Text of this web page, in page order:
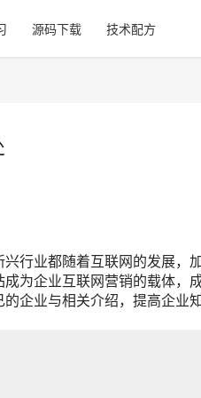
源码下载 技术配方
业都随着互联网的发展，
为企业互联网营销的载体，
企业与相关介绍，提高企业